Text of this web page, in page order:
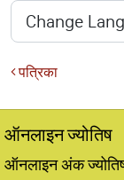
पत्रिका
ऑनलाइन ज्योतिष
ऑनलाइन अंक